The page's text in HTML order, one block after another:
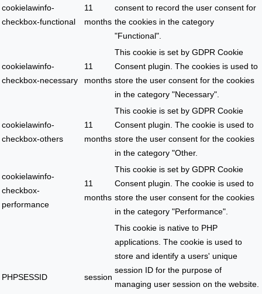
cookielawinfo-
checkbox-functional
11
months
consent to record the user consent for
the cookies in the category
"Functional".
cookielawinfo-
checkbox-necessary
11
months
This cookie is set by GDPR Cookie
Consent plugin. The cookies is used to
store the user consent for the cookies
in the category "Necessary".
cookielawinfo-
checkbox-others
11
months
This cookie is set by GDPR Cookie
Consent plugin. The cookie is used to
store the user consent for the cookies
in the category "Other.
cookielawinfo-
checkbox-
performance
11
months
This cookie is set by GDPR Cookie
Consent plugin. The cookie is used to
store the user consent for the cookies
in the category "Performance".
PHPSESSID session
This cookie is native to PHP
applications. The cookie is used to
store and identify a users' unique
session ID for the purpose of
managing user session on the website.